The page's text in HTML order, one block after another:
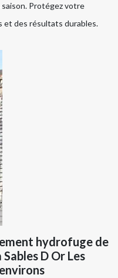
Protégez votre
et des résultats durables.
hydrofuge de
D Or Les